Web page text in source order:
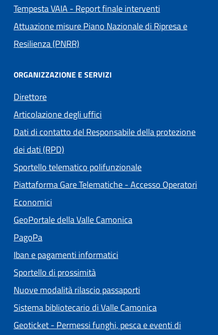
Tempesta VAIA - Report finale interventi
Attuazione misure Piano Nazionale di Ripresa e
Resilienza (PNRR)
ORGANIZZAZIONE E SERVIZI
Direttore
Articolazione degli uffici
Dati di contatto del Responsabile della protezione
dei dati (RPD)
Sportello telematico polifunzionale
Piattaforma Gare Telematiche - Accesso Operatori
Economici
GeoPortale della Valle Camonica
PagoPa
Iban e pagamenti informatici
Sportello di prossimità
Nuove modalità rilascio passaporti
Sistema bibliotecario di Valle Camonica
Geoticket - Permessi funghi, pesca e eventi di